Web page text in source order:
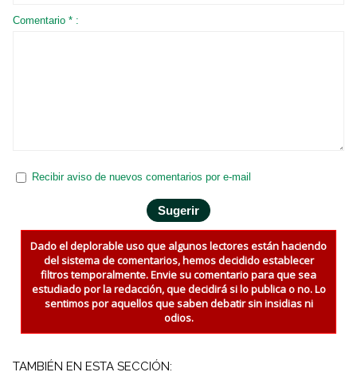
Comentario * :
Recibir aviso de nuevos comentarios por e-mail
Dado el deplorable uso que algunos lectores están haciendo
del sistema de comentarios, hemos decidido establecer
filtros temporalmente. Envie su comentario para que sea
estudiado por la redacción, que decidirá si lo publica o no. Lo
sentimos por aquellos que saben debatir sin insidias ni
odios.
TAMBIÉN EN ESTA SECCIÓN: